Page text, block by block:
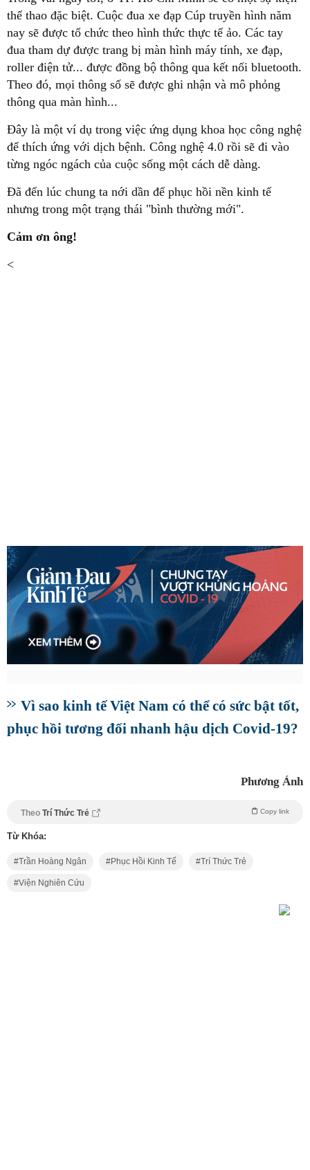
thể thao đặc biệt. Cuộc đua xe đạp Cúp truyền hình năm
nay sẽ được tổ chức theo hình thức thực tế ảo. Các tay
đua tham dự được trang bị màn hình máy tính, xe đạp,
roller điện tử... được đồng bộ thông qua kết nối bluetooth.
Theo đó, mọi thông số sẽ được ghi nhận và mô phỏng
thông qua màn hình...
Đây là một ví dụ trong việc ứng dụng khoa học công nghệ
để thích ứng với dịch bệnh. Công nghệ 4.0 rồi sẽ đi vào
từng ngóc ngách của cuộc sống một cách dễ dàng.
Đã đến lúc chung ta nới dần để phục hồi nền kinh tế
nhưng trong một trạng thái "bình thường mới".
Cảm ơn ông!
<
Vì sao kinh tế Việt Nam có thể có sức bật tốt,
phục hồi tương đối nhanh hậu dịch Covid-19?
Phương Ánh
Theo Trí Thức Trẻ Copy link
Từ Khóa:
Trần Hoàng Ngân Phục Hồi Kinh Tế Trí Thức Trẻ
Viện Nghiên Cứu